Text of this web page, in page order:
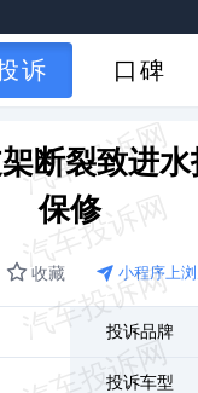
诉 口碑
断裂致进
保修
收藏 小程序上
投诉品牌
投诉车型